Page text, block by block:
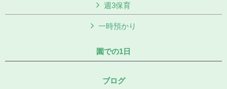
週3保育
一時預かり
園での1日
ブログ